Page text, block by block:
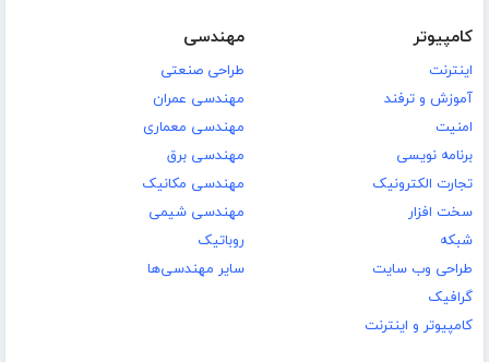
کامپیوتر
اینترنت
آموزش و ترفند
امنیت
برنامه نویسی
تجارت الکترونیک
سخت افزار
شبکه
طراحی وب سایت
گرافیک
کامپیوتر و اینترنت
مهندسی
طراحی صنعتی
مهندسی عمران
مهندسی معماری
مهندسی برق
مهندسی مکانیک
مهندسی شیمی
روباتیک
سایر مهندسی‌ها